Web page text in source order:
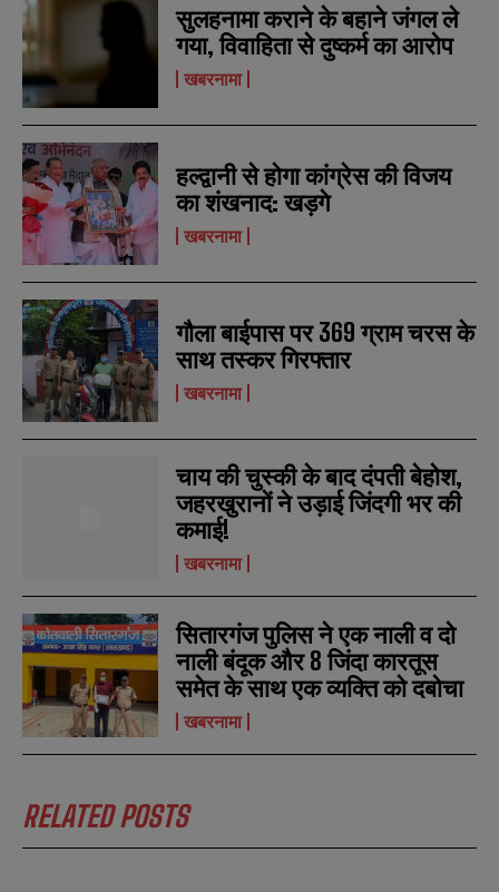
m
e
*
m
a
i
l
*
N
u
m
b
e
r
SUBMIT
m
e
*
m
a
i
l
*
N
u
m
b
e
r
SUBMIT
सुलहनामा कराने के बहाने जंगल ले
गया, विवाहिता से दुष्कर्म का आरोप
खबरनामा
हल्द्वानी से होगा कांग्रेस की विजय
का शंखनाद: खड़गे
खबरनामा
गौला बाईपास पर 369 ग्राम चरस के
साथ तस्कर गिरफ्तार
खबरनामा
चाय की चुस्की के बाद दंपती बेहोश,
जहरखुरानों ने उड़ाई जिंदगी भर की
कमाई!
खबरनामा
सितारगंज पुलिस ने एक नाली व दो
नाली बंदूक और 8 जिंदा कारतूस
समेत के साथ एक व्यक्ति को दबोचा
खबरनामा
RELATED POSTS